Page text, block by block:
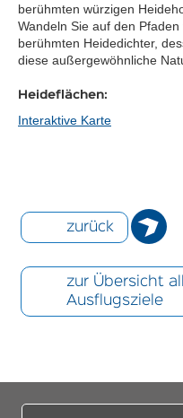
berühmten würzigen
Wandeln Sie auf den
berühmten Heidedichter,
diese außergewöhnliche
Heideflächen:
Interaktive Karte
zurück
zur Übersicht
Ausflugsziele